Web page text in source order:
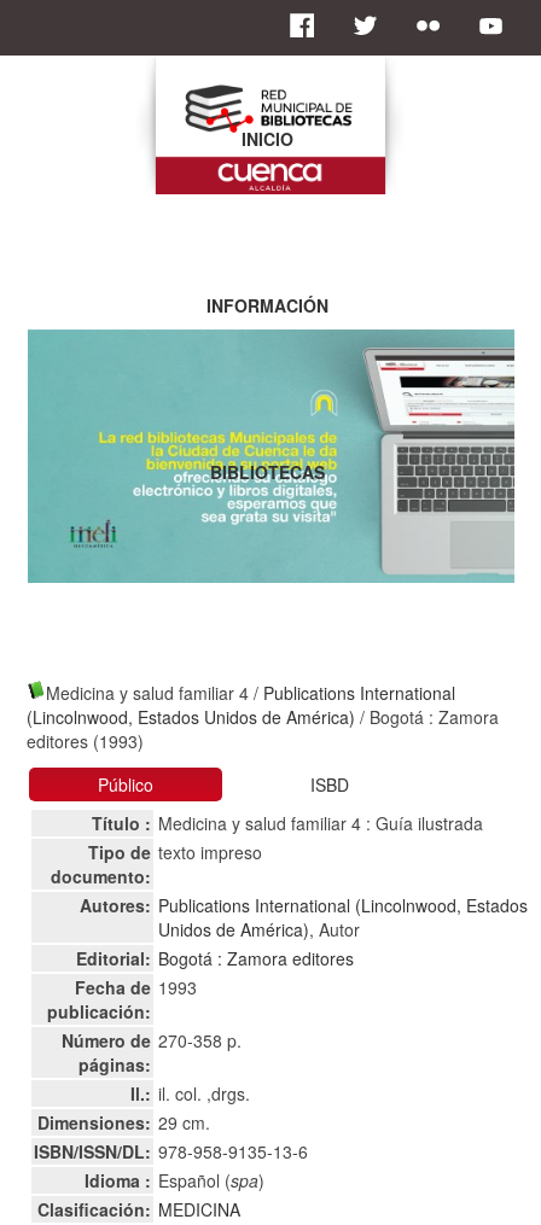
Medicina y salud familiar 4 / Publications International
(Lincolnwood, Estados Unidos de América) / Bogotá : Zamora
editores (1993)
Público
ISBD
Título : Medicina y salud familiar 4 : Guía ilustrada
Tipo de
documento:
texto impreso
Autores: Publications International (Lincolnwood, Estados
Unidos de América), Autor
Editorial: Bogotá : Zamora editores
Fecha de
publicación:
1993
Número de
páginas:
270-358 p.
Il.: il. col. ,drgs.
Dimensiones: 29 cm.
ISBN/ISSN/DL: 978-958-9135-13-6
Idioma : Español (spa)
Clasificación: MEDICINA
INICIO
INFORMACIÓN
BIBLIOTECAS